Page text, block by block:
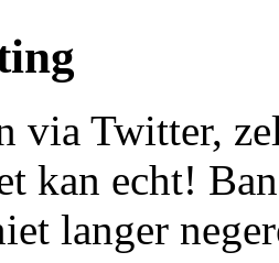
via Twitter,
kan echt!
langer